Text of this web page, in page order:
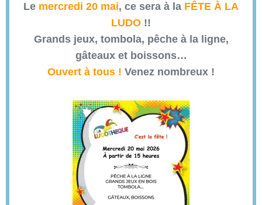
Le mercredi 20 mai, ce sera à la FÊTE À LA
LUDO !!
Grands jeux, tombola, pêche à la ligne,
gâteaux et boissons…
Ouvert à tous ! Venez nombreux !